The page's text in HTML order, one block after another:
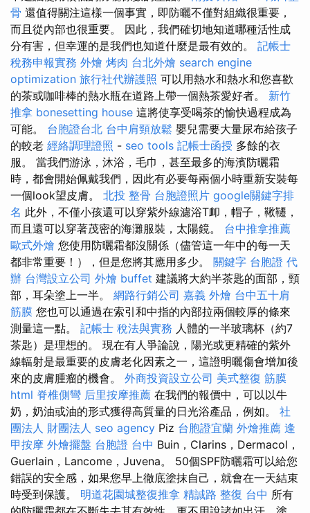
骨 還值得關注這樣一個事實，即防曬不僅對組織很重要，
而且從內部也很重要。 因此，我們確切地知道哪種活性成
分有害，但幸運的是我們也知道什麼是最有效的。 記帳士
稅務申報實務 外燴 烤肉 台北外燴 search engine
optimization 旅行社代辦護照 可以用熱水和熱水和您喜歡
的茶或咖啡棒的熱水瓶在道路上帶一個熱茶愛好者。 新竹
推拿 bonesetting house 這將使享受喝茶的愉快過程成為
可能。 台胞證台北 台中肩頸放鬆 嬰兒需要大量尿布給孩子
的較老 經絡調理證照 - seo tools 記帳士函授 多餘的衣
服。 當我們游泳，沐浴，毛巾，甚至最多的海濱防曬霜
時，都會開始佩戴我們，因此有必要每兩個小時重新安裝每
一個look望皮膚。 北投 整骨 台胞證照片 google關鍵字排
名 此外，不僅小孩還可以穿紫外線濾浴T卹，帽子，鞦韆，
而且還可以穿著茂密的海灘服裝，太陽鏡。 台中推拿推薦
歐式外燴 您使用防曬霜都沒關係（儘管這一年中的每一天
都非常重要！），但是您將其應用多少。 關鍵字 台胞證 代
辦 台灣設立公司 外燴 buffet 建議將大約半茶匙的面部，頸
部，耳朵塗上一半。 網路行銷公司 嘉義 外燴 台中五十肩
筋膜 您也可以通過在索引和中指的內部拉兩個較厚的條來
測量這一點。 記帳士 稅法與實務 人體的一半玻璃杯（約7
茶匙）是理想的。 現在有人爭論說，陽光或更精確的紫外
線輻射是最重要的皮膚老化因素之一，這證明曬傷會增加後
來的皮膚腫瘤的機會。 外商投資設立公司 美式整復 筋膜
html 脊椎側彎 后里按摩推薦 在我們的報價中，可以以牛
奶，奶油或油的形式獲得高質量的日光浴產品，例如。 社
團法人 財團法人 seo agency Piz 台胞證宜蘭 外燴推薦 逢
甲按摩 外燴擺盤 台胞證 台中 Buin，Clarins，Dermacol，
Guerlain，Lancome，Juvena。 50個SPF防曬霜可以給您
錯誤的安全感，如果您早上徹底塗抹自己，就會在一天結束
時受到保護。 明道花園城整復推拿 精誠路 整復 台中 所有